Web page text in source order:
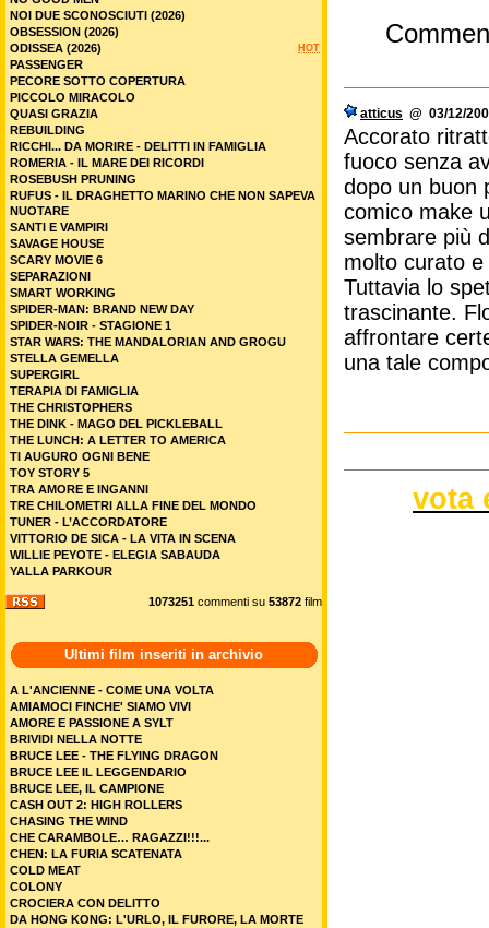
atticus @ 03/12/
Accorato
fuoco senza
dopo un buon
comico make
sembrare più
molto curato
Tuttavia lo
trascinante.
affrontare
una tale
vota
NOI DUE SCONOSCIUTI (2026)
OBSESSION (2026)
HOT
ODISSEA (2026)
PASSENGER
PECORE SOTTO COPERTURA
PICCOLO MIRACOLO
QUASI GRAZIA
REBUILDING
RICCHI... DA MORIRE - DELITTI IN FAMIGLIA
ROMERIA - IL MARE DEI RICORDI
ROSEBUSH PRUNING
RUFUS - IL DRAGHETTO MARINO CHE NON SAPEVA
NUOTARE
SANTI E VAMPIRI
SAVAGE HOUSE
SCARY MOVIE 6
SEPARAZIONI
SMART WORKING
SPIDER-MAN: BRAND NEW DAY
SPIDER-NOIR - STAGIONE 1
STAR WARS: THE MANDALORIAN AND GROGU
STELLA GEMELLA
SUPERGIRL
TERAPIA DI FAMIGLIA
THE CHRISTOPHERS
THE DINK - MAGO DEL PICKLEBALL
THE LUNCH: A LETTER TO AMERICA
TI AUGURO OGNI BENE
TOY STORY 5
TRA AMORE E INGANNI
TRE CHILOMETRI ALLA FINE DEL MONDO
TUNER - L’ACCORDATORE
VITTORIO DE SICA - LA VITA IN SCENA
WILLIE PEYOTE - ELEGIA SABAUDA
YALLA PARKOUR
1073251 commenti su 53872 film
Ultimi film inseriti in archivio
A L'ANCIENNE - COME UNA VOLTA
AMIAMOCI FINCHE' SIAMO VIVI
AMORE E PASSIONE A SYLT
BRIVIDI NELLA NOTTE
BRUCE LEE - THE FLYING DRAGON
BRUCE LEE IL LEGGENDARIO
BRUCE LEE, IL CAMPIONE
CASH OUT 2: HIGH ROLLERS
CHASING THE WIND
CHE CARAMBOLE… RAGAZZI!!!...
CHEN: LA FURIA SCATENATA
COLD MEAT
COLONY
CROCIERA CON DELITTO
DA HONG KONG: L'URLO, IL FURORE, LA MORTE